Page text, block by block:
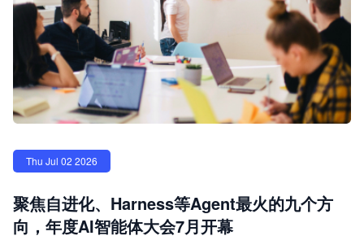
Thu Jul 02 2026
聚焦自进化、Harness等Agent最火的九个方
向，年度AI智能体大会7月开幕